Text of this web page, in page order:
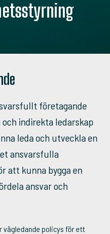
företagande
indirekta ledarskap
leda och utveckla en
ansvarsfulla
att kunna bygga en
ansvar och
vägledande policys för ett